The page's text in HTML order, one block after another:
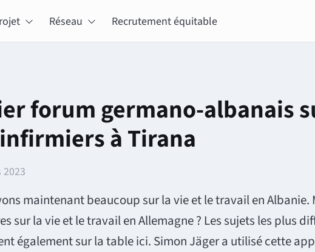
Réseau Recrutement équitable
à Tirana
2023
maintenant beaucoup sur la vie et le travail en Albanie.
sur la vie et le travail en Allemagne ? Les sujets les plus
également sur la table ici. Simon Jäger a utilisé cette